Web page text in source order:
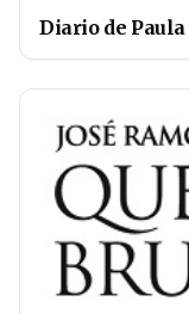
Diario de Paula